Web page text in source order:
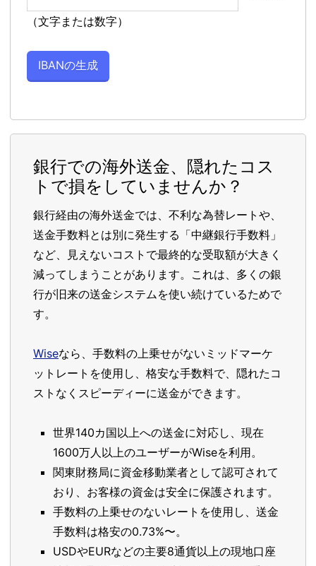
（文字または数字）
銀行での海外送金、隠れたコス
トで損をしていませんか？
銀行経由の海外送金では、不利な為替レートや、
送金手数料とは別に発生する「中継銀行手数料」
など、見えないコストで最終的な受取額が大きく
減ってしまうことがあります。これは、多くの銀
行が旧来の送金システムを使い続けているためで
す。
Wiseなら、手数料の上乗せがないミッドマーケ
ットレートを使用し、格安な手数料で、隠れたコ
ストなくスピーディーに送金ができます。
世界140カ国以上への送金に対応し、現在
1600万人以上のユーザーがWiseを利用。
関東財務局に資金移動業者として認可されて
おり、お客様の資金は安全に保護されます。
手数料の上乗せのないレートを使用し、送金
手数料は格安の0.73%〜。
USDやEURなどの主要8通貨以上の現地口座